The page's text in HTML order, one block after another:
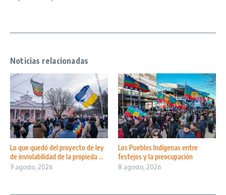
Noticias relacionadas
Lo que quedó del proyecto de ley
de inviolabilidad de la propieda ...
9 agosto, 2026
Los Pueblos Indígenas entre
festejos y la preocupación
8 agosto, 2026